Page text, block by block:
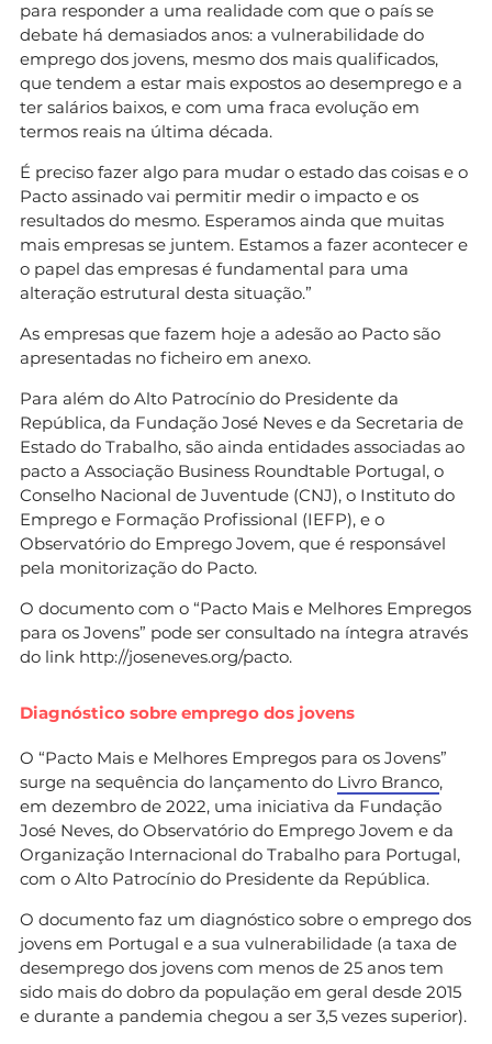
para responder a uma realidade com que o país se
debate há demasiados anos: a vulnerabilidade do
emprego dos jovens, mesmo dos mais qualificados,
que tendem a estar mais expostos ao desemprego e a
ter salários baixos, e com uma fraca evolução em
termos reais na última década.
É preciso fazer algo para mudar o estado das coisas e o
Pacto assinado vai permitir medir o impacto e os
resultados do mesmo. Esperamos ainda que muitas
mais empresas se juntem. Estamos a fazer acontecer e
o papel das empresas é fundamental para uma
alteração estrutural desta situação.”
As empresas que fazem hoje a adesão ao Pacto são
apresentadas no ficheiro em anexo.
Para além do Alto Patrocínio do Presidente da
República, da Fundação José Neves e da Secretaria de
Estado do Trabalho, são ainda entidades associadas ao
pacto a Associação Business Roundtable Portugal, o
Conselho Nacional de Juventude (CNJ), o Instituto do
Emprego e Formação Profissional (IEFP), e o
Observatório do Emprego Jovem, que é responsável
pela monitorização do Pacto.
O documento com o “Pacto Mais e Melhores Empregos
para os Jovens” pode ser consultado na íntegra através
do link http://joseneves.org/pacto.
Diagnóstico sobre emprego dos jovens
O “Pacto Mais e Melhores Empregos para os Jovens”
surge na sequência do lançamento do Livro Branco,
em dezembro de 2022, uma iniciativa da Fundação
José Neves, do Observatório do Emprego Jovem e da
Organização Internacional do Trabalho para Portugal,
com o Alto Patrocínio do Presidente da República.
O documento faz um diagnóstico sobre o emprego dos
jovens em Portugal e a sua vulnerabilidade (a taxa de
desemprego dos jovens com menos de 25 anos tem
sido mais do dobro da população em geral desde 2015
e durante a pandemia chegou a ser 3,5 vezes superior).